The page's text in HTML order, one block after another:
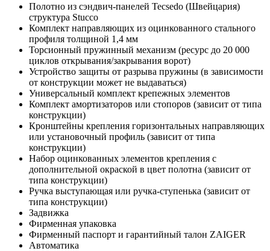
Полотно из сэндвич-панелей Tecsedo (Швейцария)
структура Stucco
Комплект направляющих из оцинкованного стального
профиля толщиной 1,4 мм
Торсионный пружинный механизм (ресурс до 20 000
циклов открывания/закрывания ворот)
Устройство защиты от разрыва пружины (в зависимости
от конструкции может не выдаваться)
Универсальный комплект крепежных элементов
Комплект амортизаторов или стопоров (зависит от типа
конструкции)
Кронштейны крепления горизонтальных направляющих
или установочный профиль (зависит от типа
конструкции)
Набор оцинкованных элементов крепления с
дополнительной окраской в цвет полотна (зависит от
типа конструкции)
Ручка выступающая или ручка-ступенька (зависит от
типа конструкции)
Задвижка
Фирменная упаковка
Фирменный паспорт и гарантийный талон ZAIGER
Автоматика